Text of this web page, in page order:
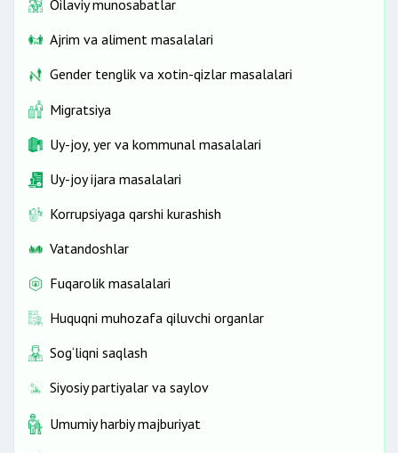
Oilaviy munosabatlar
Ajrim va aliment masalalari
Gender tenglik va xotin-qizlar masalalari
Migratsiya
Uy-joy, yer va kommunal masalalari
Uy-joy ijara masalalari
Korrupsiyaga qarshi kurashish
Vatandoshlar
Fuqarolik masalalari
Huquqni muhozafa qiluvchi organlar
Sog‘liqni saqlash
Siyosiy partiyalar va saylov
Umumiy harbiy majburiyat